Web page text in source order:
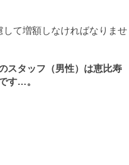
て増額しなければなりませ
スタッフ（男性）は恵比寿
す…。